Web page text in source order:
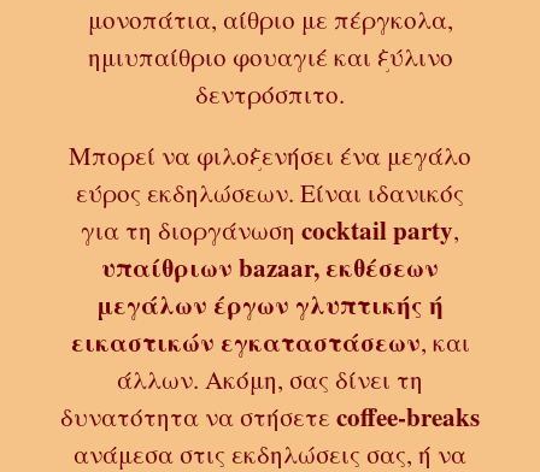
μονοπάτια, αίθριο με πέργκολα,
ημιυπαίθριο φουαγιέ και ξύλινο
δεντρόσπιτο.
Μπορεί να φιλοξενήσει ένα μεγάλο
εύρος εκδηλώσεων. Είναι ιδανικός
για τη διοργάνωση cocktail party,
υπαίθριων bazaar, εκθέσεων
μεγάλων έργων γλυπτικής ή
εικαστικών εγκαταστάσεων, και
άλλων. Ακόμη, σας δίνει τη
δυνατότητα να στήσετε coffee-breaks
ανάμεσα στις εκδηλώσεις σας, ή να